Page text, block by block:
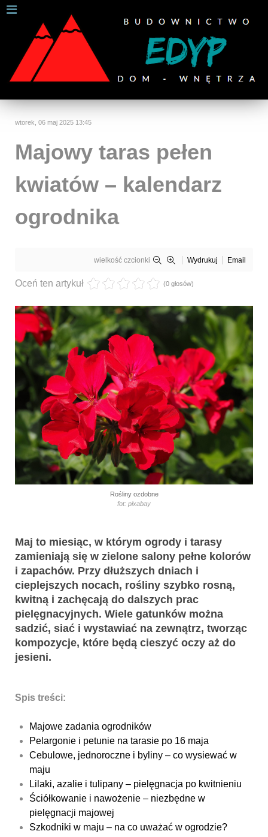
wtorek, 06 maj 2025 13:45
Majowy taras pełen
kwiatów – kalendarz
ogrodnika
wielkość czcionki Wydrukuj Email
Oceń ten artykuł (0 głosów)
Rośliny ozdobne
fot: pixabay
Maj to miesiąc, w którym ogrody i tarasy
zamieniają się w zielone salony pełne kolorów
i zapachów. Przy dłuższych dniach i
cieplejszych nocach, rośliny szybko rosną,
kwitną i zachęcają do dalszych prac
pielęgnacyjnych. Wiele gatunków można
sadzić, siać i wystawiać na zewnątrz, tworząc
kompozycje, które będą cieszyć oczy aż do
jesieni.
Spis treści:
Majowe zadania ogrodników
Pelargonie i petunie na tarasie po 16 maja
Cebulowe, jednoroczne i byliny – co wysiewać w
maju
Lilaki, azalie i tulipany – pielęgnacja po kwitnieniu
Ściółkowanie i nawożenie – niezbędne w
pielęgnacji majowej
Szkodniki w maju – na co uważać w ogrodzie?
W celu zapewnienia jak najlepszych usług online, ta
strona korzysta z plików cookies.
Jeśli korzystasz z naszej strony internetowej, wyrażasz zgodę na
używanie naszych plików cookies.Dalsze informacje
Rozumiem